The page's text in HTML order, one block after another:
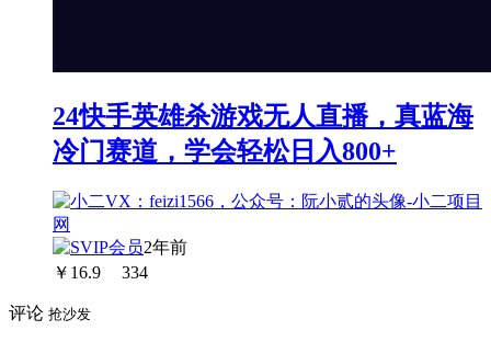
24快手英雄杀游戏无人直播，真蓝海
冷门赛道，学会轻松日入800+
2年前
￥ 16.9 334
评论 抢沙发